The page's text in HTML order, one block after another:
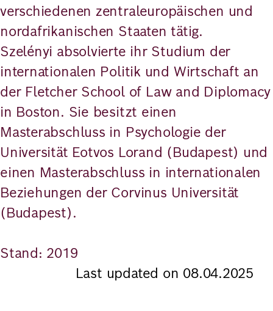
verschiedenen zentraleuropäischen und
nordafrikanischen Staaten tätig.
Szelényi absolvierte ihr Studium der
internationalen Politik und Wirtschaft an
der Fletcher School of Law and Diplomacy
in Boston. Sie besitzt einen
Masterabschluss in Psychologie der
Universität Eotvos Lorand (Budapest) und
einen Masterabschluss in internationalen
Beziehungen der Corvinus Universität
(Budapest).
Stand: 2019
Last updated on 08.04.2025